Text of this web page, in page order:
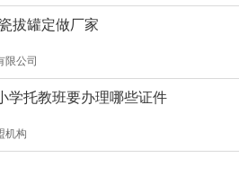
拔罐定做厂家
限公司
学托教班要办理哪些证件
机构